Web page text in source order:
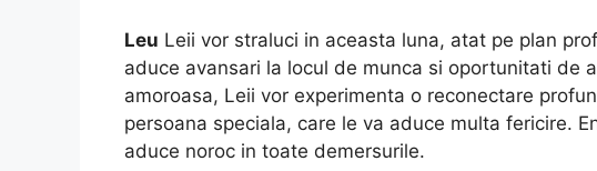
Leu Leii vor straluci in aceasta luna, atat pe plan
aduce avansari la locul de munca si oportunitati de
amoroasa, Leii vor experimenta o reconectare
persoana speciala, care le va aduce multa fericire.
aduce noroc in toate demersurile.